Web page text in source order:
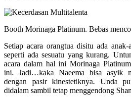
Booth Morinaga Platinum. Bebas
Setiap acara orangtua disitu ada
seperti ada sesuatu yang kurang.
acara dalam hal ini Morinaga
ini. Jadi…kaka Naeema bisa asyik
dengan pasir kinestetiknya. Unda
didalam sambil tetap menggendong